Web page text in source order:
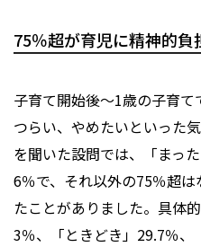
75％超が育児に精神的
子育て開始後～1歳の子育て
つらい、やめたいといった
を聞いた設問では、「まっ
6％で、それ以外の75％超
たことがありました。具体
3％、「ときどき」29.7％